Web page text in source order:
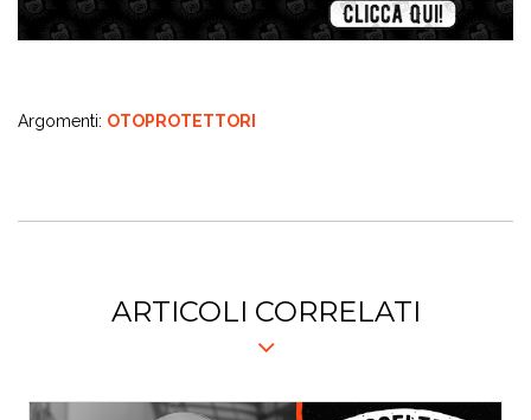
Argomenti: OTOPROTETTORI
ARTICOLI CORRELATI